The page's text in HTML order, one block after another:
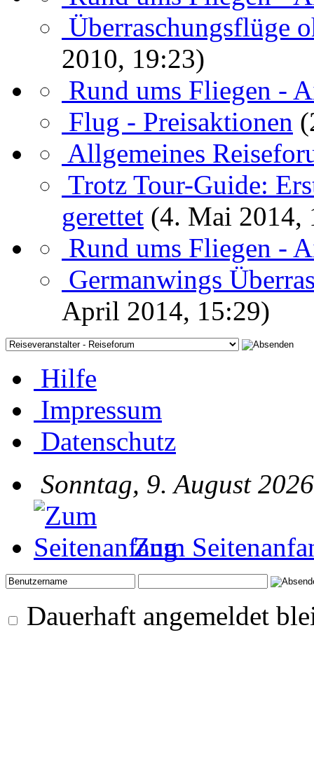
Überraschungsflüge
2010, 19:23)
Rund ums Fliegen -
Flug - Preisaktionen
Allgemeines
Trotz Tour-Guide:
gerettet (4. Mai 2014,
Rund ums Fliegen -
Germanwings
April 2014, 15:29)
Hilfe
Impressum
Datenschutz
Sonntag, 9. August
Zum
Dauerhaft angemeldet